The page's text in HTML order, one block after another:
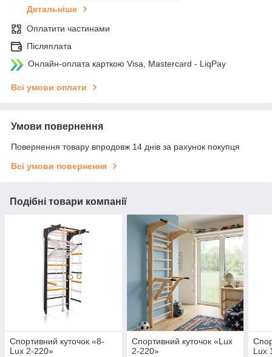
Детальніше
Оплатити частинами
Післяплата
Онлайн-оплата карткою Visa, Mastercard - LiqPay
Всі умови оплати
Умови повернення
Повернення товару впродовж 14 днів за рахунок покупця
Всі умови повернення
Подібні товари компанії
Спортивний куточок «8-
Lux 2-220»
Спортивний куточок «Lux
2-220»
Lux